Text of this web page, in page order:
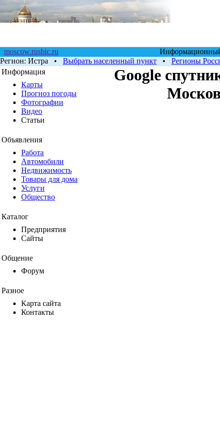
moscow.rusbic.ru
Информационный
Регион: Истра • Выбрать населенный пункт • Регионы
Информация
Карты
Прогноз погоды
Фотографии
Видео
Статьи
Объявления
Работа
Автомобили
Недвижимость
Товары для дома
Услуги
Общество
Каталог
Предприятия
Сайты
Общение
Форум
Разное
Карта сайта
Контакты
Google